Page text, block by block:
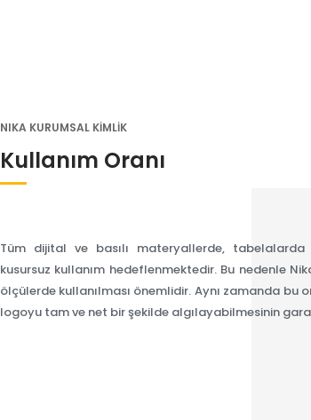
NIKA KURUMSAL KİMLİK
Kullanım Oranı
Tüm dijital ve basılı materyallerde,
kusursuz kullanım hedeflenmektedir. Bu nedenle
ölçülerde kullanılması önemlidir. Aynı zamanda bu
logoyu tam ve net bir şekilde algılayabilmesinin